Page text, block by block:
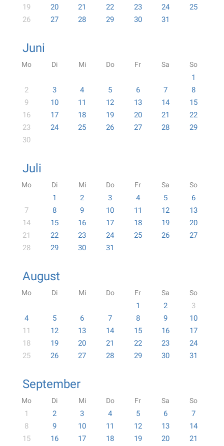
19
20 21 22 23 24
25
26
27 28 29 30 31
Juni
Mo Di Mi Do Fr Sa So
1
2
3 4 5 6 7
8
9
10 11 12 13 14
15
16
17 18 19 20 21
22
23
24 25 26 27 28
29
30
Juli
Mo Di Mi Do Fr Sa So
1 2 3 4 5
6
7
8 9 10 11 12
13
14
15 16 17 18 19
20
21
22 23 24 25 26
27
28
29 30 31
August
Mo Di Mi Do Fr Sa So
1 2
3
4
5 6 7 8 9
10
11
12 13 14 15 16
17
18
19 20 21 22 23
24
25
26 27 28 29 30 31
September
Mo Di Mi Do Fr Sa So
1 2 3 4 5 6
7
8
9 10 11 12 13
14
15
16 17 18 19 20
21